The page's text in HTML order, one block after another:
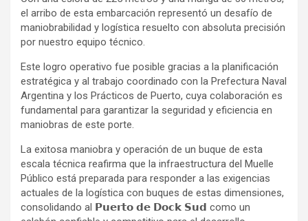
el arribo de esta embarcación representó un desafío de
maniobrabilidad y logística resuelto con absoluta precisión
por nuestro equipo técnico.
Este logro operativo fue posible gracias a la planificación
estratégica y al trabajo coordinado con la Prefectura Naval
Argentina y los Prácticos de Puerto, cuya colaboración es
fundamental para garantizar la seguridad y eficiencia en
maniobras de este porte.
La exitosa maniobra y operación de un buque de esta
escala técnica reafirma que la infraestructura del Muelle
Público está preparada para responder a las exigencias
actuales de la logística con buques de estas dimensiones,
consolidando al 𝗣𝘂𝗲𝗿𝘁𝗼 𝗱𝗲 𝗗𝗼𝗰𝗸 𝗦𝘂𝗱 como un